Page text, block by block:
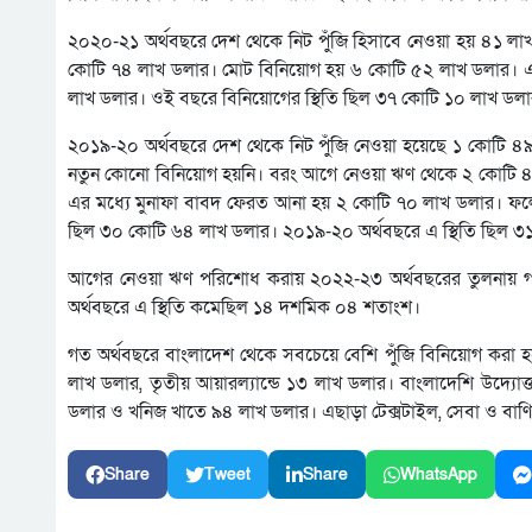
২০২০-২১ অর্থবছরে দেশ থেকে নিট পুঁজি হিসাবে নেওয়া হয় ৪১
কোটি ৭৪ লাখ ডলার। মোট বিনিয়োগ হয় ৬ কোটি ৫২ লাখ ডলার।
লাখ ডলার। ওই বছরে বিনিয়োগের স্থিতি ছিল ৩৭ কোটি ১০ লাখ
২০১৯-২০ অর্থবছরে দেশ থেকে নিট পুঁজি নেওয়া হয়েছে ১ কোটি
নতুন কোনো বিনিয়োগ হয়নি। বরং আগে নেওয়া ঋণ থেকে ২ কোটি
এর মধ্যে মুনাফা বাবদ ফেরত আনা হয় ২ কোটি ৭০ লাখ ডলার।
ছিল ৩০ কোটি ৬৪ লাখ ডলার। ২০১৯-২০ অর্থবছরে এ স্থিতি ছিল
আগের নেওয়া ঋণ পরিশোধ করায় ২০২২-২৩ অর্থবছরের তুলনায়
অর্থবছরে এ স্থিতি কমেছিল ১৪ দশমিক ০৪ শতাংশ।
গত অর্থবছরে বাংলাদেশ থেকে সবচেয়ে বেশি পুঁজি বিনিয়োগ
লাখ ডলার, তৃতীয় আয়ারল্যান্ডে ১৩ লাখ ডলার। বাংলাদেশি
ডলার ও খনিজ খাতে ৯৪ লাখ ডলার। এছাড়া টেক্সটাইল, সেবা ও
Share Tweet Share WhatsApp